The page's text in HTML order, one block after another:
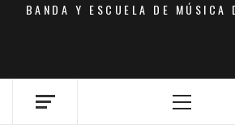
BANDA Y ESCUELA DE MÚSICA
Menú